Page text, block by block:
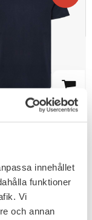
innehållet
funktioner
Vi
och annan
i favoriter